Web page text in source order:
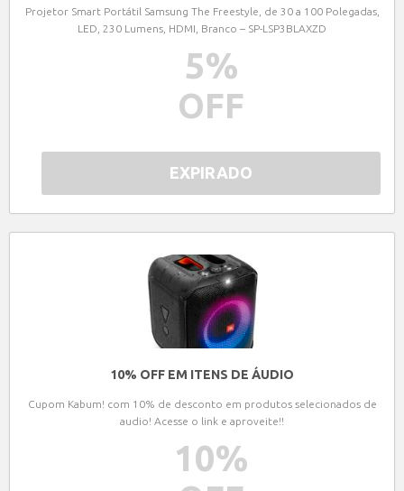
Projetor Smart Portátil Samsung The Freestyle, de 30 a 100 Polegadas,
LED, 230 Lumens, HDMI, Branco – SP-LSP3BLAXZD
5%
OFF
EXPIRADO
10% OFF EM ITENS DE ÁUDIO
Cupom Kabum! com 10% de desconto em produtos selecionados de
audio! Acesse o link e aproveite!!
10%